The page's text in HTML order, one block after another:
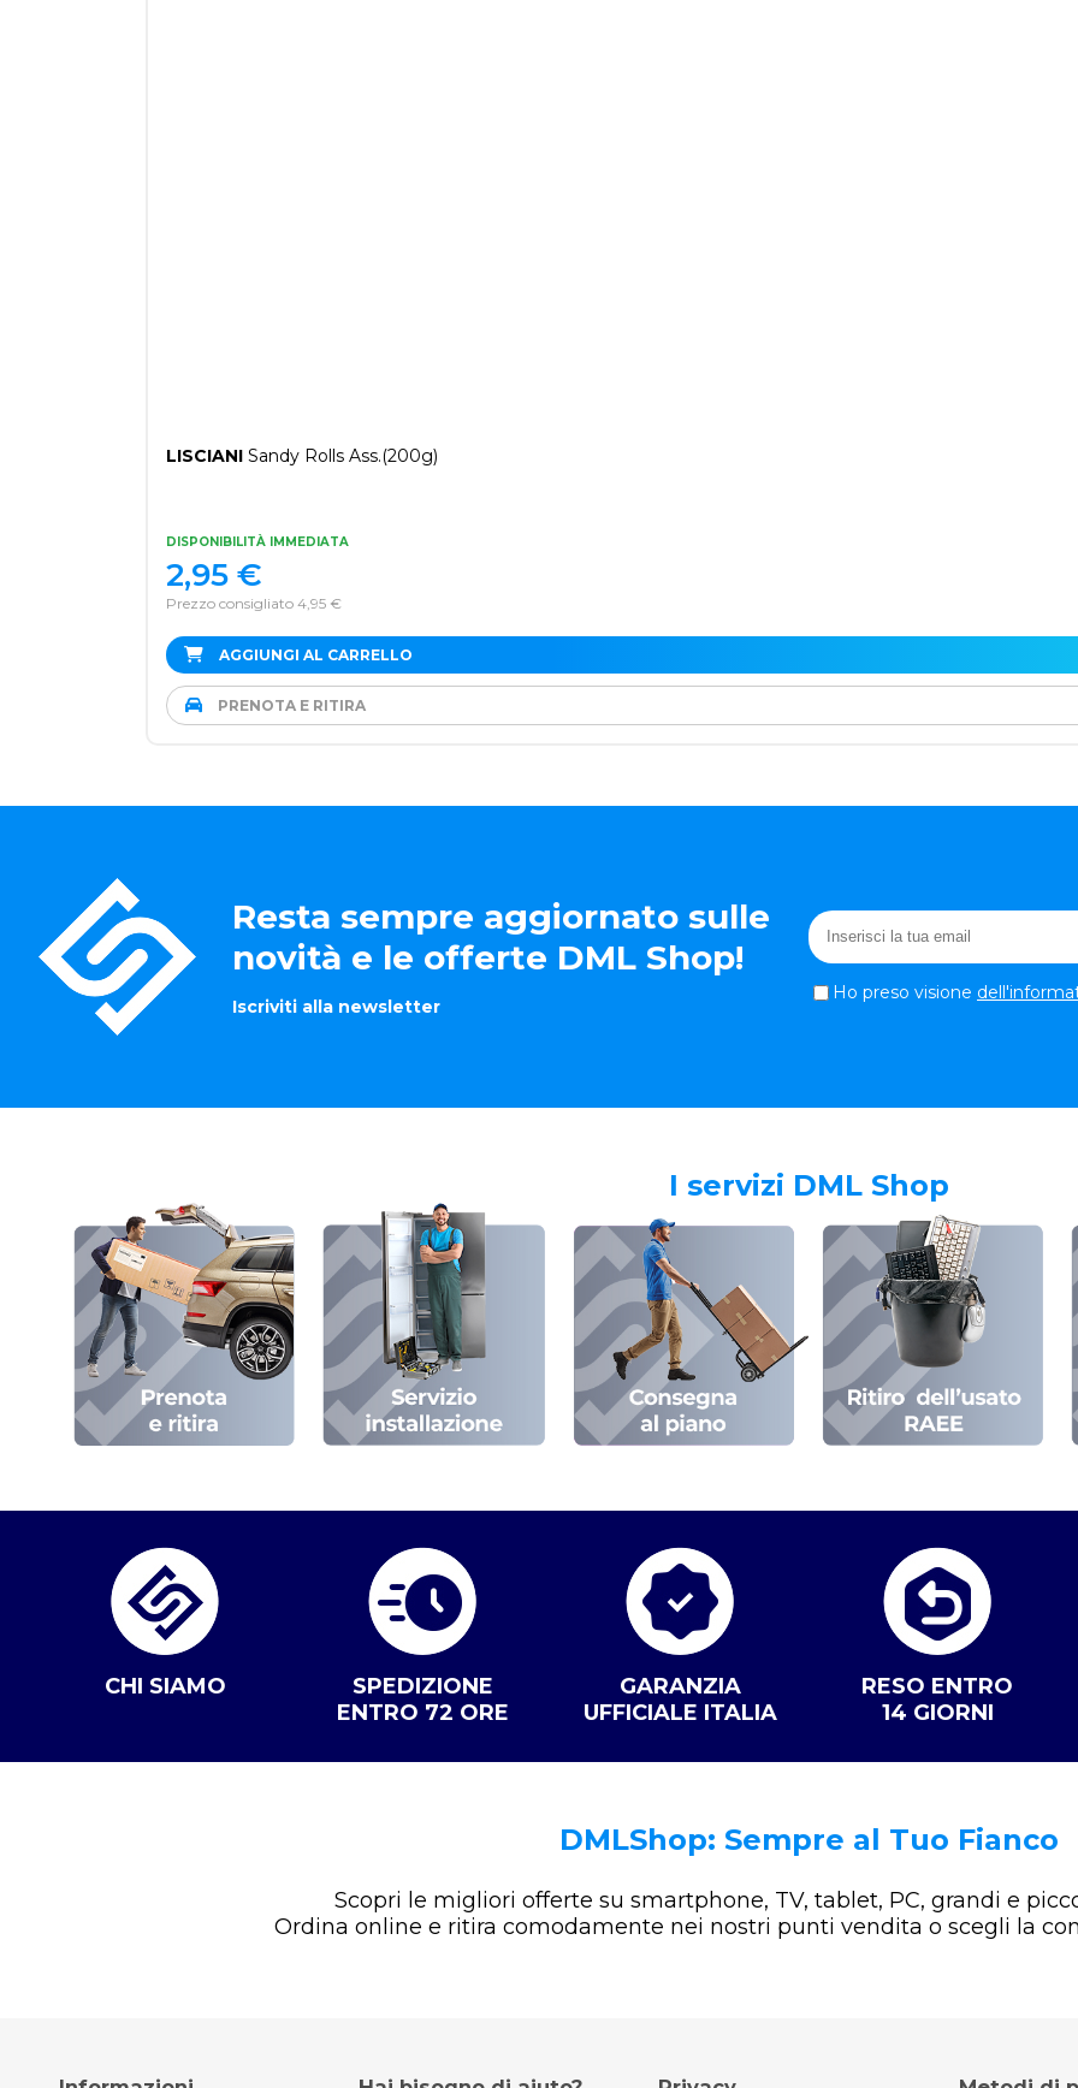
LISCIANISandy Rolls Ass.(200g)
DISPONIBILITÀ IMMEDIATA
Prezzo consigliato 4,95 €
2,95 €
AGGIUNGI AL CARRELLO
PRENOTA E RITIRA
Resta sempre aggiornato sulle
novità e le offerte DML Shop!
Iscriviti alla newsletter
Ho preso visione
I servizi DML Shop
CHI SIAMO
SPEDIZIONE
ENTRO 72 ORE
GARANZIA
UFFICIALE ITALIA
RESO ENTRO
14 GIORNI
DMLShop: Sempre al Tuo Fianco
Scopri le migliori offerte su smartphone, TV, tablet, PC, grandi e
Ordina online e ritira comodamente nei nostri punti vendita o scegli la